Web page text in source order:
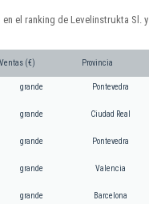
el ranking de Levelinstrukta Sl. y
Ventas (€) Provincia
grande Pontevedra
grande Ciudad Real
grande Pontevedra
grande Valencia
grande Barcelona